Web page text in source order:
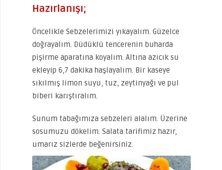
Hazırlanışı;
Öncelikle Sebzelerimizi yıkayalım. Güzelce
doğrayalım. Düdüklü tencerenin buharda
pişirme aparatına koyalım. Altına azıcık su
ekleyip 6,7 dakika haşlayalım. Bir kaseye
sıkılmış limon suyu, tuz, zeytinyağı ve pul
biberi karıştıralım.
Sunum tabağımıza sebzeleri alalım. Üzerine
sosumuzu dökelim. Salata tarifimiz hazır,
umarız sizlerde beğenirsiniz.